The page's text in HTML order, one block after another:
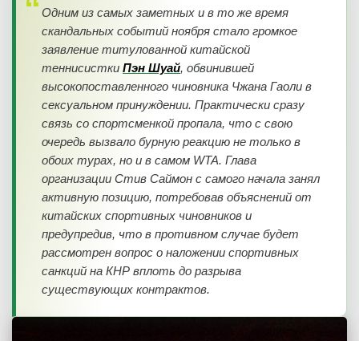
Одним из самых заметных и в то же время
скандальных событий ноября стало громкое
заявление титулованной китайской
теннисистки Пэн Шуай, обвинившей
высокопоставленного чиновника Чжана Гаоли в
сексуальном принуждении. Практически сразу
связь со спортсменкой пропала, что с свою
очередь вызвало бурную реакцию не только в
обоих турах, но и в самом WTA. Глава
организации Стив Саймон с самого начала занял
активную позицию, потребовав объяснений от
китайских спортивных чиновников и
предупредив, что в противном случае будет
рассмотрен вопрос о наложении спортивных
санкций на КНР вплоть до разрыва
существующих контрактов.